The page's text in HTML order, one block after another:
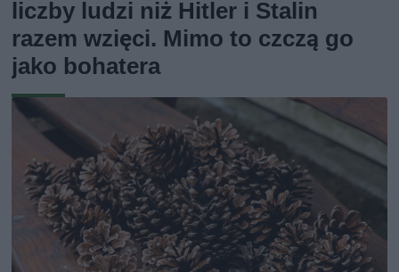
liczby ludzi niż Hitler i Stalin
razem wzięci. Mimo to czczą go
jako bohatera